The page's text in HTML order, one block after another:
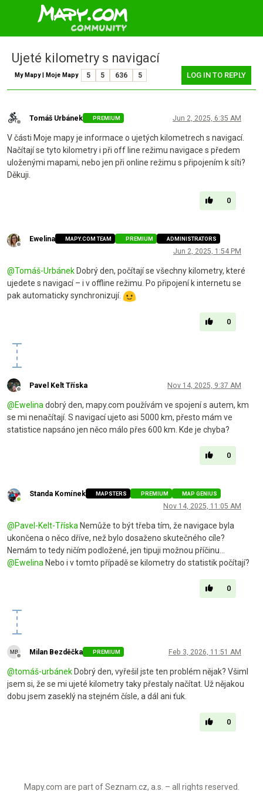
Ujeté kilometry s navigací
My Mapy | Moje Mapy 5 5 636 5 LOG IN TO REPLY
Offline
Tomáš Urbánek PREMIUM Jun 2, 2025, 6:35 AM
V části Moje mapy je informace o ujetých kilometrech s navigací.
Načítají se tyto kilometry i při off line režimu navigace s předem
uloženými mapami, nebo jen při online režimu s připojením k síti?
Děkuji.
0
Offline
Ewelina MAPY.COM TEAM PREMIUM ADMINISTRATORS
Jun 2, 2025, 1:54 PM
@Tomáš-Urbánek Dobrý den, počítají se všechny kilometry, které
ujedete s navigací – i v offline režimu. Po připojení k internetu se
pak automaticky synchronizují.
0
Offline
Pavel Kelt Tříska Nov 14, 2025, 9:37 AM
@Ewelina dobrý den, mapy.com používám ve spojení s autem, km
se mi nenačítají. S navigací ujeto asi 5000 km, přesto mám ve
statistice napsáno jen něco málo přes 600 km. Kde je chyba?
0
Online
Standa Komínek MAPSTERS PREMIUM MAP GENIUS
Nov 14, 2025, 11:05 AM
@Pavel-Kelt-Tříska Nemůže to být třeba tím, že navigace byla
ukončena o něco dříve, než bylo dosaženo skutečného cíle?
Nemám to tedy ničím podložené, jen tipuji možnou příčinu...
@Ewelina Nebo i v tomto případě se kilometry do statistik počítají?
0
Offline
Milan Bezděčka PREMIUM Feb 3, 2026, 11:51 AM
@tomáš-urbánekDobrý den, vyřešil jste ten problém nějak? Všiml
jsem si, že se mi ujeté kilometry taky přestaly načítat. Už nějakou
dobu jsem zaseklý na stejném čísle, a dál ani ťuk.
0
Mapy.com are part of Seznam.cz, a.s. – all rights reserved.